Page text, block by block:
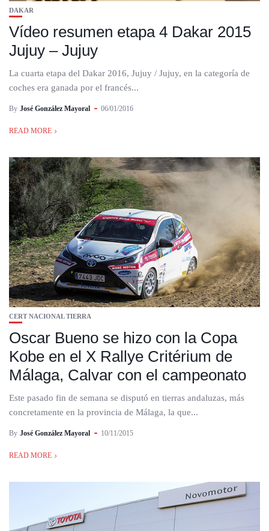
DAKAR
Vídeo resumen etapa 4 Dakar 2015
Jujuy – Jujuy
La cuarta etapa del Dakar 2016, Jujuy / Jujuy, en la categoría de
coches era ganada por el francés...
By José González Mayoral 06/01/2016
READ MORE
CERT NACIONAL TIERRA
Oscar Bueno se hizo con la Copa
Kobe en el X Rallye Critérium de
Málaga, Calvar con el campeonato
Este pasado fin de semana se disputó en tierras andaluzas, más
concretamente en la provincia de Málaga, la que...
By José González Mayoral 10/11/2015
READ MORE